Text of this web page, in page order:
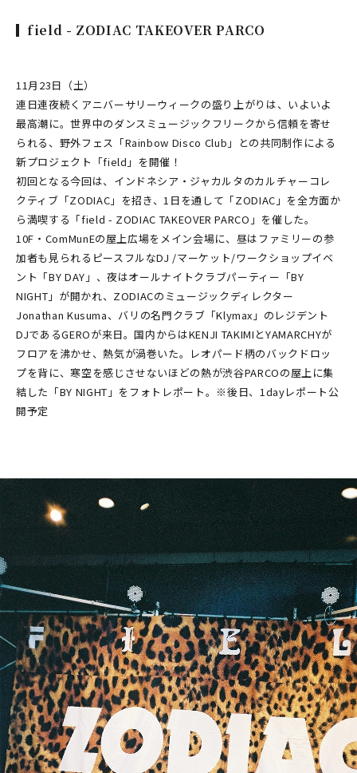
field - ZODIAC TAKEOVER PARCO
11月23日（土）
連日連夜続くアニバーサリーウィークの盛り上がりは、いよいよ
最高潮に。世界中のダンスミュージックフリークから信頼を寄せ
られる、野外フェス「Rainbow Disco Club」との共同制作による
新プロジェクト「field」を開催！
初回となる今回は、インドネシア・ジャカルタのカルチャーコレ
クティブ「ZODIAC」を招き、1日を通して「ZODIAC」を全方面か
ら満喫する「field - ZODIAC TAKEOVER PARCO」を催した。
10F・ComMunEの屋上広場をメイン会場に、昼はファミリーの参
加者も見られるピースフルなDJ /マーケット/ワークショップイベ
ント「BY DAY」、夜はオールナイトクラブパーティー「BY
NIGHT」が開かれ、ZODIACのミュージックディレクター
Jonathan Kusuma、バリの名門クラブ「Klymax」のレジデント
DJであるGEROが来日。国内からはKENJI TAKIMIとYAMARCHYが
フロアを沸かせ、熱気が渦巻いた。レオパード柄のバックドロッ
プを背に、寒空を感じさせないほどの熱が渋谷PARCOの屋上に集
結した「BY NIGHT」をフォトレポート。※後日、1dayレポート公
開予定